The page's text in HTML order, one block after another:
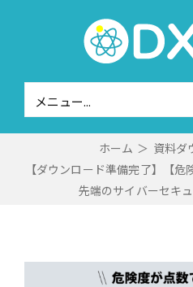
メニュー...
ホーム ＞ 資料ダ
【ダウンロード準備完了】【
先端のサイバーセキ